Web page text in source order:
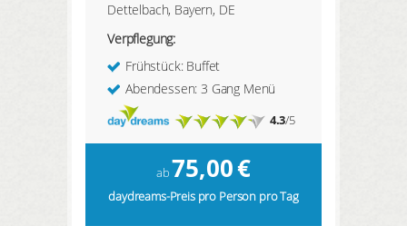
Dettelbach, Bayern, DE
Verpflegung:
Frühstück: Buffet
Abendessen: 3 Gang Menü
4.3/5
ab75,00€
daydreams-Preis pro Person pro Tag